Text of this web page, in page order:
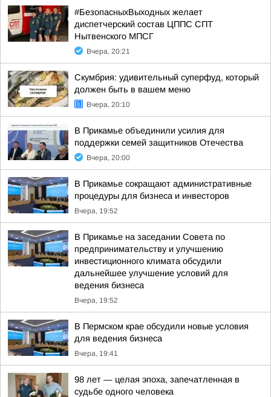
#БезопасныхВыходных желает
диспетчерский состав ЦППС СПТ
Нытвенского МПСГ
Вчера, 20:21
Скумбрия: удивительный суперфуд, который
должен быть в вашем меню
Вчера, 20:10
В Прикамье объединили усилия для
поддержки семей защитников Отечества
Вчера, 20:00
В Прикамье сокращают административные
процедуры для бизнеса и инвесторов
Вчера, 19:52
В Прикамье на заседании Совета по
предпринимательству и улучшению
инвестиционного климата обсудили
дальнейшее улучшение условий для
ведения бизнеса
Вчера, 19:52
В Пермском крае обсудили новые условия
для ведения бизнеса
Вчера, 19:41
98 лет — целая эпоха, запечатленная в
судьбе одного человека